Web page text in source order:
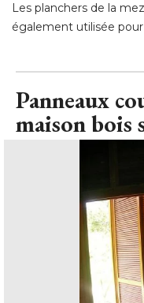
Les planchers de la
également utilisée pour
Panneaux
maison bois